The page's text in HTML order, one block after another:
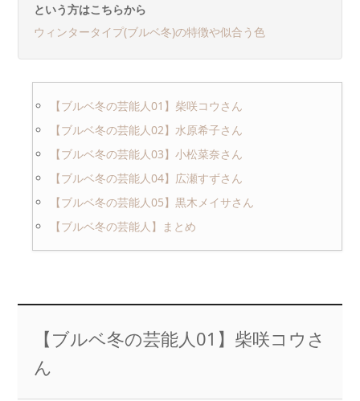
という方はこちらから
ウィンタータイプ(ブルベ冬)の特徴や似合う色
【ブルベ冬の芸能人01】柴咲コウさん
【ブルベ冬の芸能人02】水原希子さん
【ブルベ冬の芸能人03】小松菜奈さん
【ブルベ冬の芸能人04】広瀬すずさん
【ブルベ冬の芸能人05】黒木メイサさん
【ブルベ冬の芸能人】まとめ
【ブルベ冬の芸能人01】柴咲コウさ
ん